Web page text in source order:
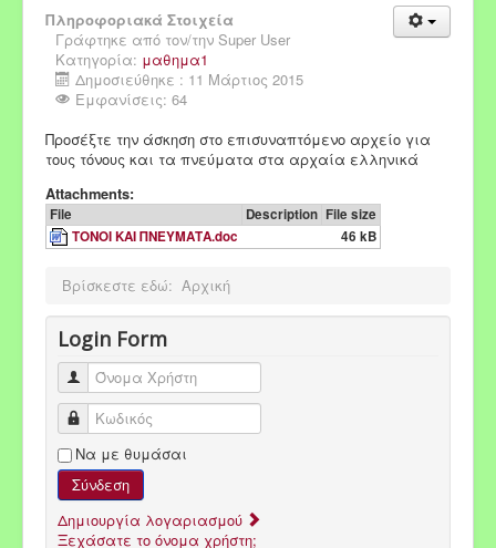
Πληροφοριακά Στοιχεία
Γράφτηκε από τον/την Super User
Κατηγορία: μαθημα1
Δημοσιεύθηκε : 11 Μάρτιος 2015
Εμφανίσεις: 64
Προσέξτε την άσκηση στο επισυναπτόμενο αρχείο για
τους τόνους και τα πνεύματα στα αρχαία ελληνικά
Attachments:
File Description File size
ΤΟΝΟΙ ΚΑΙ ΠΝΕΥΜΑΤΑ.doc
46 kB
Βρίσκεστε εδώ: Αρχική
Login Form
Όνομα Χρήστη
Κωδικός
Να με θυμάσαι
Σύνδεση
Δημιουργία λογαριασμού
Ξεχάσατε το όνομα χρήστη;